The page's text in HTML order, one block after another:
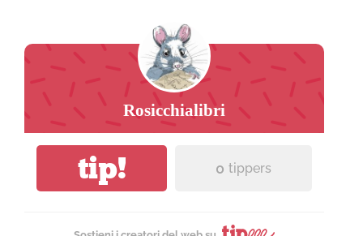
Rosicchialibri
tip! 0 tippers